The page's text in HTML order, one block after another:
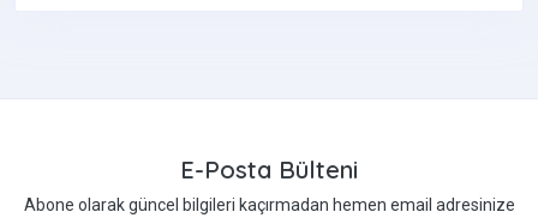
E-Posta Bülteni
Abone olarak güncel bilgileri kaçırmadan hemen email adresinize